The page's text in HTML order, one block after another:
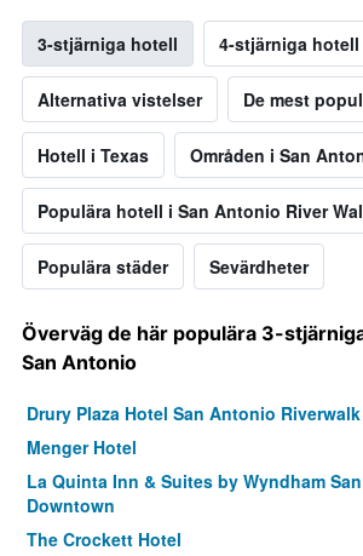
3-stjärniga hotell 4-stjärniga hotell
Alternativa vistelser De mest
Hotell i Texas Områden i San
Populära hotell i San Antonio River
Populära städer Sevärdheter
Överväg de här populära 3-
San Antonio
Drury Plaza Hotel San Antonio Riverwalk
Menger Hotel
La Quinta Inn & Suites by Wyndham
Downtown
The Crockett Hotel